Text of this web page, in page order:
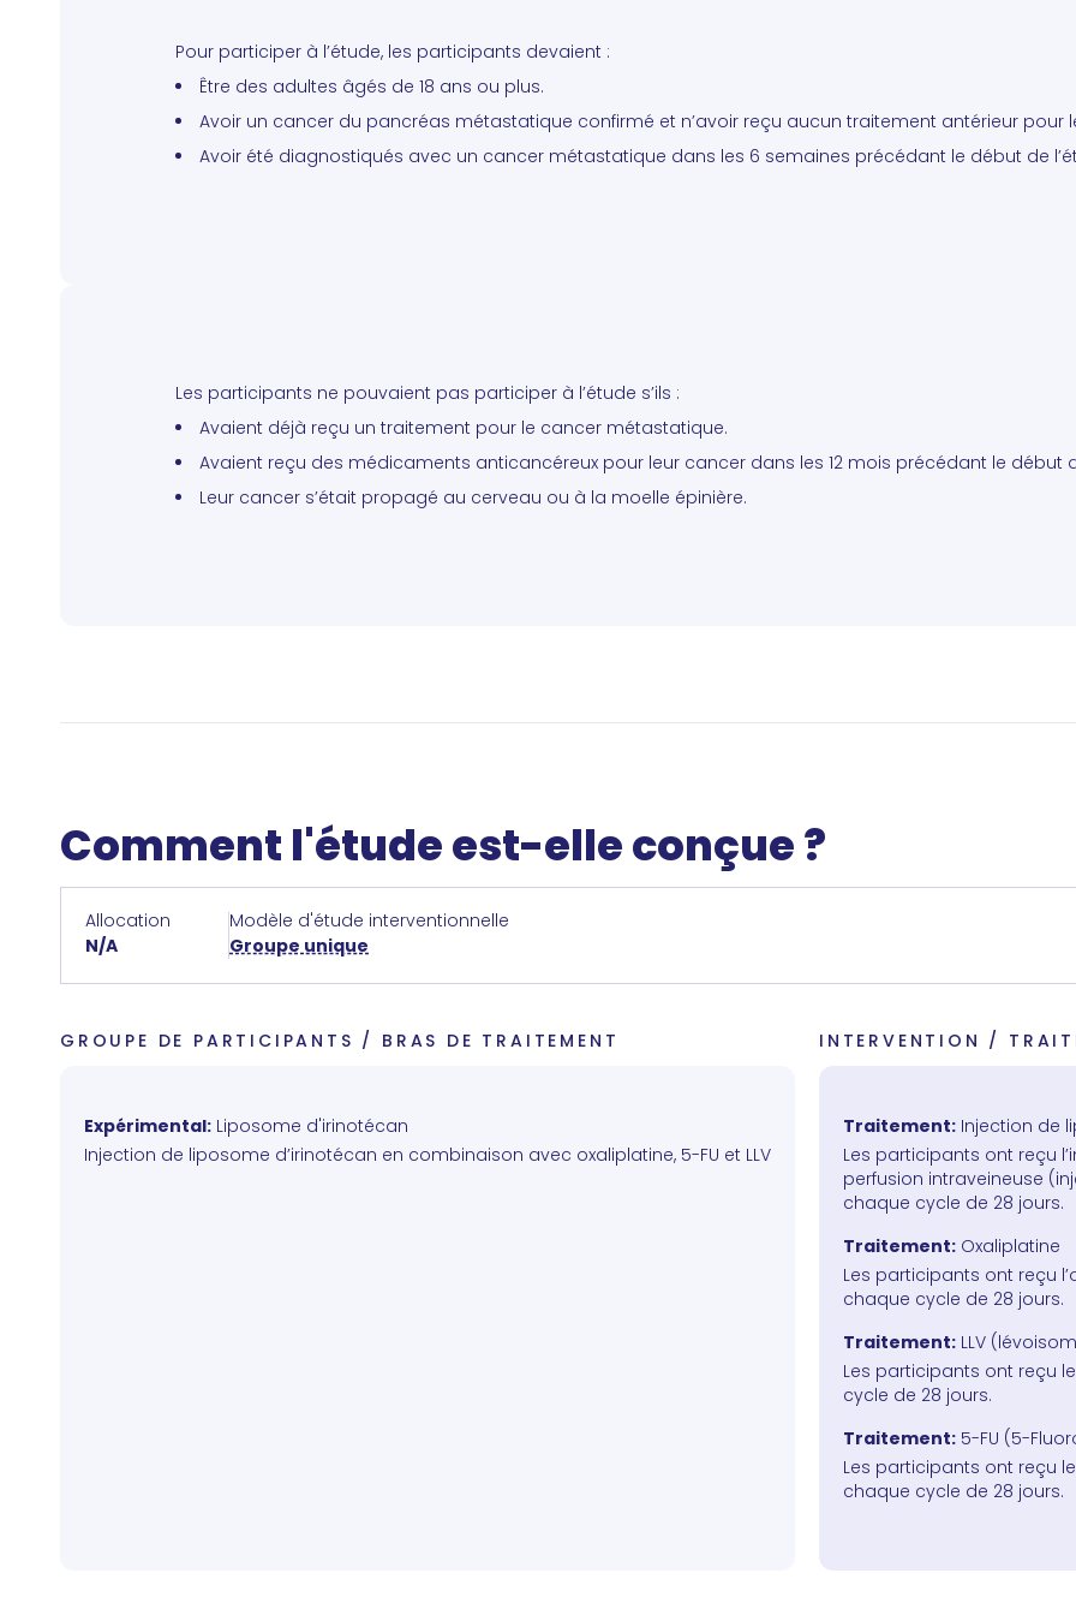
Pour participer à l’étude, les participants devaient :
Être des adultes âgés de 18 ans ou plus.
Avoir un cancer du pancréas métastatique confirmé et n’avoir reçu aucun traitement antérieur pour
Avoir été diagnostiqués avec un cancer métastatique dans les 6 semaines précédant le début de
Les participants ne pouvaient pas participer à l’étude s’ils :
Avaient déjà reçu un traitement pour le cancer métastatique.
Avaient reçu des médicaments anticancéreux pour leur cancer dans les 12 mois précédant le début
Leur cancer s’était propagé au cerveau ou à la moelle épinière.
Comment l'étude est-elle conçue ?
Allocation
N/A
Modèle d'étude interventionnelle
Groupe unique
GROUPE DE PARTICIPANTS / BRAS DE TRAITEMENT INTERVENTION /
Expérimental: Liposome d'irinotécan
Injection de liposome d’irinotécan en combinaison avec oxaliplatine, 5-FU et LLV
Traitement: Injection de
Les participants ont reçu
perfusion intraveineuse
chaque cycle de 28 jours.
Traitement: Oxaliplatine
Les participants ont reçu
chaque cycle de 28 jours.
Traitement: LLV
Les participants ont reçu
cycle de 28 jours.
Traitement: 5-FU (5-
Les participants ont reçu
chaque cycle de 28 jours.